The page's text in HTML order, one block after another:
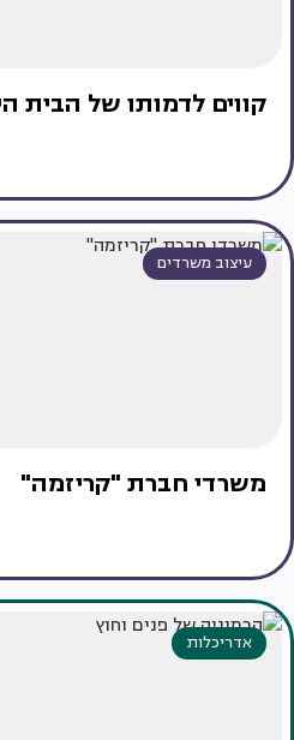
קווים לדמותו של הבית
עיצוב משרדים
משרדי חברת "קריזמה"
אדריכלות